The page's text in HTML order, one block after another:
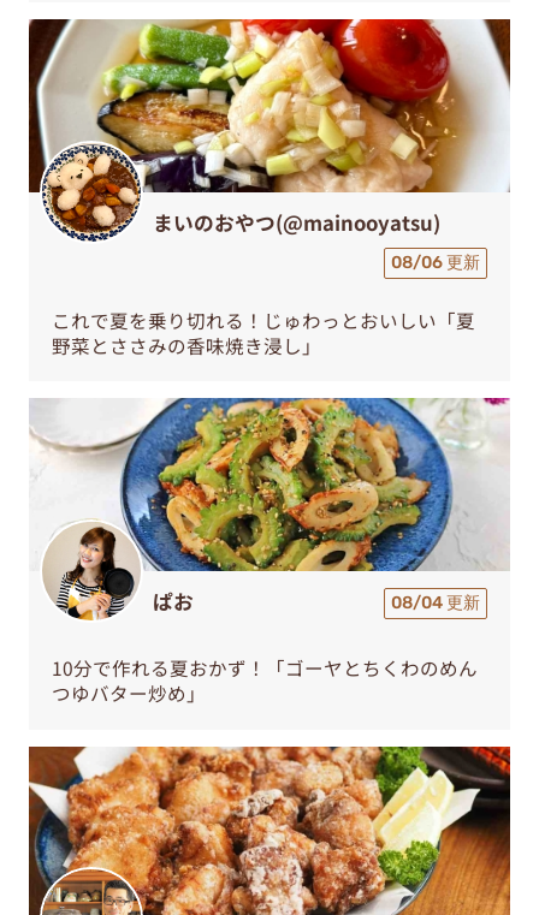
まいのおやつ(@mainooyatsu)
08/06 更新
これで夏を乗り切れる！じゅわっとおいしい「夏
野菜とささみの香味焼き浸し」
ぱお 08/04 更新
10分で作れる夏おかず！「ゴーヤとちくわのめん
つゆバター炒め」